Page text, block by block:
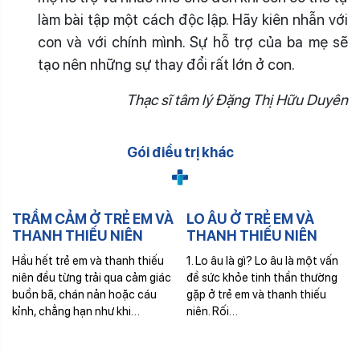
làm bài tập một cách độc lập. Hãy kiên nhẫn với
con và với chính mình. Sự hỗ trợ của ba mẹ sẽ
tạo nên những sự thay đổi rất lớn ở con.
Thạc sĩ tâm lý Đặng Thị Hữu Duyên
Gói điều trị khác
TRẦM CẢM Ở TRẺ EM VÀ
THANH THIẾU NIÊN
Hầu hết trẻ em và thanh thiếu
niên đều từng trải qua cảm giác
buồn bã, chán nản hoặc cáu
kỉnh, chẳng hạn như khi…
LO ÂU Ở TRẺ EM VÀ
THANH THIẾU NIÊN
1. Lo âu là gì? Lo âu là một vấn
đề sức khỏe tinh thần thường
gặp ở trẻ em và thanh thiếu
niên. Rối…